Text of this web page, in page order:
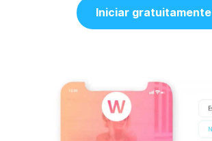
Iniciar gratuitamente